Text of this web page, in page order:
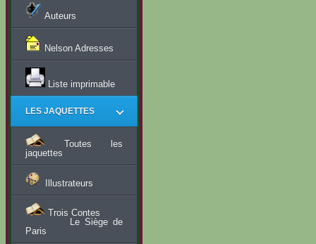
Auteurs
Nelson Adresses
Liste imprimable
LES JAQUETTES
Toutes les
jaquettes
Illustrateurs
Trois Contes
Le Siège de
Paris